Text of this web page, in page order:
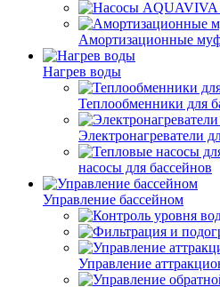
Амортизационные
Нагрев воды
Теплообменники для
Электронагреватели
насосы для бассейнов
Управление бассейном
Управление